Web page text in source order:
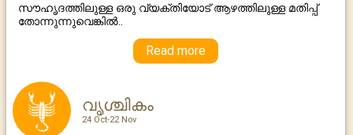
സൗഹൃദത്തിലുള്ള ഒരു വ്യക്തിയോട് ആഴത്തിലുള്ള മതിപ്പ്
തോന്നുന്നുവെങ്കില്‍..
Read more
വൃശ്ചികം
24 Oct-22 Nov